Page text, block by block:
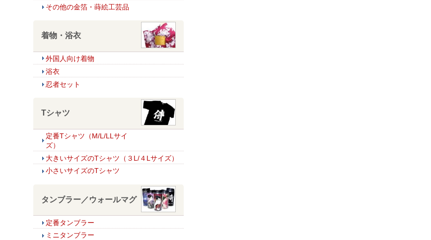
その他の金箔・蒔絵工芸品
着物・浴衣
外国人向け着物
浴衣
忍者セット
Tシャツ
定番Tシャツ（M/L/LLサイ
ズ）
大きいサイズのTシャツ（３L/４Lサイズ）
小さいサイズのTシャツ
タンブラー／ウォールマグ
定番タンブラー
ミニタンブラー